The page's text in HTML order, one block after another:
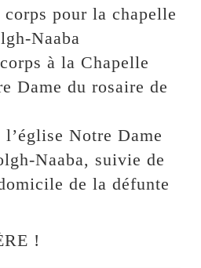
pour la chapelle
Naaba
à la Chapelle
Dame du rosaire de
Notre Dame
Naaba, suivie de
de la défunte
!